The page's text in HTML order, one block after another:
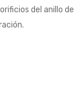
del anillo de